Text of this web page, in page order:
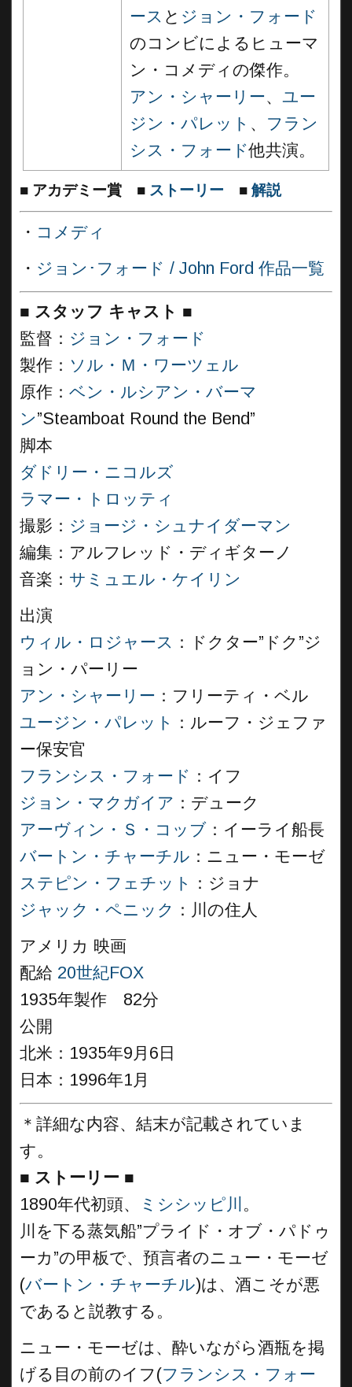
ース と ジョン・フォード
のコンビによるヒューマ
ン・コメディの傑作。
アン・シャーリー、 ユー
ジン・パレット 、 フラン
シス・フォード他共演。
■ アカデミー賞 ■ ストーリー ■ 解説
・ コメディ
・ ジョン･フォード / John Ford 作品一覧
■ スタッフ キャスト ■
監督： ジョン・フォード
製作： ソル・Ｍ・ワーツェル
原作： ベン・ルシアン・バーマ
ン”Steamboat Round the Bend”
脚本
ダドリー・ニコルズ
ラマー・トロッティ
撮影： ジョージ・シュナイダーマン
編集：アルフレッド・ディギターノ
音楽： サミュエル・ケイリン
出演
ウィル・ロジャース ：ドクター”ドク”ジ
ョン・パーリー
アン・シャーリー ：フリーティ・ベル
ユージン・パレット
：ルーフ・ジェファ
ー保安官
フランシス・フォード ：イフ
ジョン・マクガイア ：デューク
アーヴィン・Ｓ・コッブ ：イーライ船長
バートン・チャーチル ：ニュー・モーゼ
ステピン・フェチット
：ジョナ
ジャック・ペニック ：川の住人
アメリカ 映画
配給 20世紀FOX
1935年製作 82分
公開
北米：1935年9月6日
日本：1996年1月
＊詳細な内容、結末が記載されていま
す。
■ ストーリー ■
1890年代初頭、
ミシシッピ川 。
川を下る蒸気船”プライド・オブ・パドゥ
ーカ”の甲板で、預言者のニュー・モーゼ
(バートン・チャーチル)は、酒こそが悪
であると説教する。
ニュー・モーゼは、酔いながら酒瓶を掲
げる目の前のイフ(フランシス・フォー